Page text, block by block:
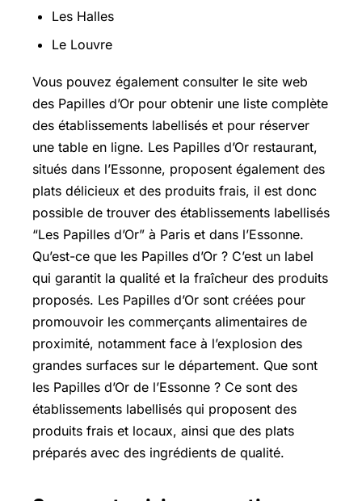
Les Halles
Le Louvre
Vous pouvez également consulter le site web
des Papilles d’Or pour obtenir une liste complète
des établissements labellisés et pour réserver
une table en ligne. Les Papilles d’Or restaurant,
situés dans l’Essonne, proposent également des
plats délicieux et des produits frais, il est donc
possible de trouver des établissements labellisés
“Les Papilles d’Or” à Paris et dans l’Essonne.
Qu’est-ce que les Papilles d’Or ? C’est un label
qui garantit la qualité et la fraîcheur des produits
proposés. Les Papilles d’Or sont créées pour
promouvoir les commerçants alimentaires de
proximité, notamment face à l’explosion des
grandes surfaces sur le département. Que sont
les Papilles d’Or de l’Essonne ? Ce sont des
établissements labellisés qui proposent des
produits frais et locaux, ainsi que des plats
préparés avec des ingrédients de qualité.